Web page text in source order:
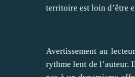
territoire est loin d’être
Avertissement au
rythme lent de l’auteur.